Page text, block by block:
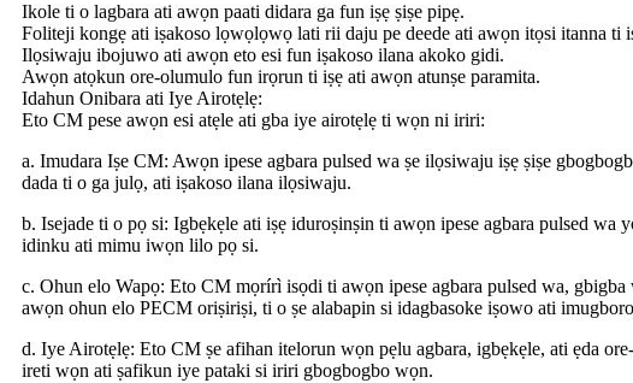
Ikole ti o lagbara ati awọn paati didara ga fun iṣẹ ṣiṣe pipẹ.
Foliteji kongẹ ati iṣakoso lọwọlọwọ lati rii daju pe deede ati awọn itọsi itanna ti
Ilọsiwaju ibojuwo ati awọn eto esi fun iṣakoso ilana akoko gidi.
Awọn atọkun ore-olumulo fun irọrun ti iṣẹ ati awọn atunṣe paramita.
Idahun Onibara ati Iye Airotẹlẹ:
Eto CM pese awọn esi atẹle ati gba iye airotẹlẹ ti wọn ni iriri:
a. Imudara Iṣe CM: Awọn ipese agbara pulsed wa ṣe ilọsiwaju iṣẹ ṣiṣe
dada ti o ga julọ, ati iṣakoso ilana ilọsiwaju.
b. Isejade ti o pọ si: Igbẹkẹle ati iṣẹ iduroṣinṣin ti awọn ipese agbara pulsed
idinku ati mimu iwọn lilo pọ si.
c. Ohun elo Wapọ: Eto CM mọrírì isọdi ti awọn ipese agbara pulsed wa,
awọn ohun elo PECM oriṣiriṣi, ti o ṣe alabapin si idagbasoke iṣowo ati
d. Iye Airotẹlẹ: Eto CM ṣe afihan itelorun wọn pẹlu agbara, igbẹkẹle, ati ẹda
ireti wọn ati ṣafikun iye pataki si iriri gbogbogbo wọn.